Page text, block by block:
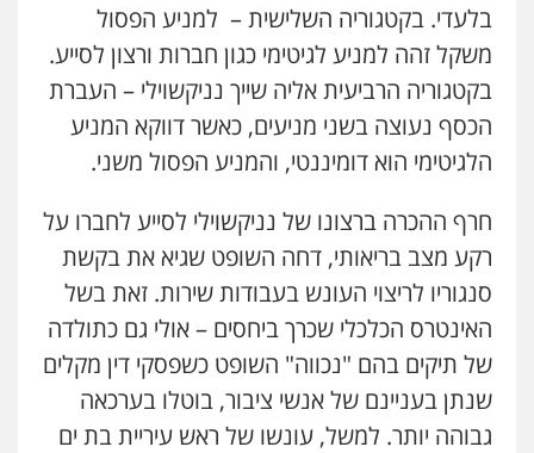
בלעדי. בקטגוריה השלישית – למניע הפסול
משקל זהה למניע לגיטימי כגון חברות ורצון לסייע.
בקטגוריה הרביעית אליה שייך נניקשוילי – העברת
הכסף נעוצה בשני מניעים, כאשר דווקא המניע
הלגיטימי הוא דומיננטי, והמניע הפסול משני.
חרף ההכרה ברצונו של נניקשוילי לסייע לחברו על
רקע מצב בריאותי, דחה השופט שגיא את בקשת
סנגוריו לריצוי העונש בעבודות שירות. זאת בשל
האינטרס הכלכלי שכרך ביחסים – אולי גם כתולדה
של תיקים בהם "נכווה" השופט כשפסקי דין מקלים
שנתן בעניינם של אנשי ציבור, בוטלו בערכאה
גבוהה יותר. למשל, עונשו של ראש עיריית בת ים
עו"ד משה פלמור
צווארון לבן
אסירים
0549732303
עו"ד אמיר נאטור
צווארון לבן מעצרים
0543326767